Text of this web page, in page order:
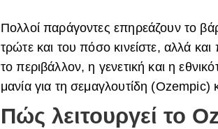
Πολλοί παράγοντες επηρεάζουν το
τρώτε και του πόσο κινείστε, αλλά
το περιβάλλον, η γενετική και η
μανία για τη σεμαγλουτίδη (Ozempic)
Πώς λειτουργεί το